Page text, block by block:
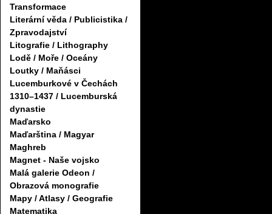
Transformace
Literární věda / Publicistika /
Zpravodajství
Litografie / Lithography
Lodě / Moře / Oceány
Loutky / Maňásci
Lucemburkové v Čechách
1310–1437 / Lucemburská
dynastie
Maďarsko
Maďarština / Magyar
Maghreb
Magnet - Naše vojsko
Malá galerie Odeon /
Obrazová monografie
Mapy / Atlasy / Geografie
Matematika